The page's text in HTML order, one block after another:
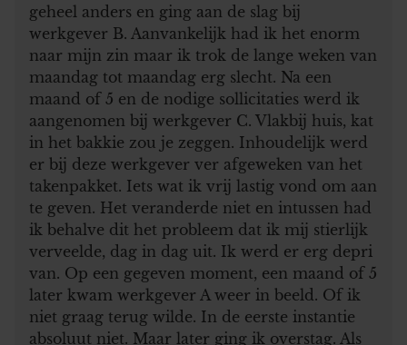
geheel anders en ging aan de slag bij
werkgever B. Aanvankelijk had ik het enorm
naar mijn zin maar ik trok de lange weken van
maandag tot maandag erg slecht. Na een
maand of 5 en de nodige sollicitaties werd ik
aangenomen bij werkgever C. Vlakbij huis, kat
in het bakkie zou je zeggen. Inhoudelijk werd
er bij deze werkgever ver afgeweken van het
takenpakket. Iets wat ik vrij lastig vond om aan
te geven. Het veranderde niet en intussen had
ik behalve dit het probleem dat ik mij stierlijk
verveelde, dag in dag uit. Ik werd er erg depri
van. Op een gegeven moment, een maand of 5
later kwam werkgever A weer in beeld. Of ik
niet graag terug wilde. In de eerste instantie
absoluut niet. Maar later ging ik overstag. Als